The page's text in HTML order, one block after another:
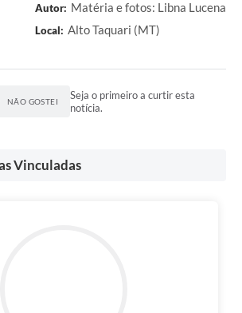
Autor: Matéria e fotos: Libna Lucena
Local: Alto Taquari (MT)
NÃO GOSTEI
Seja o primeiro a curtir esta
notícia.
Vinculadas